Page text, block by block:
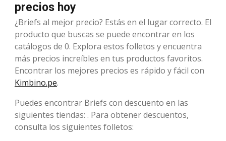
precios hoy
¿Briefs al mejor precio? Estás en el lugar correcto. El
producto que buscas se puede encontrar en los
catálogos de 0. Explora estos folletos y encuentra
más precios increíbles en tus productos favoritos.
Encontrar los mejores precios es rápido y fácil con
Kimbino.pe.
Puedes encontrar Briefs con descuento en las
siguientes tiendas: . Para obtener descuentos,
consulta los siguientes folletos: